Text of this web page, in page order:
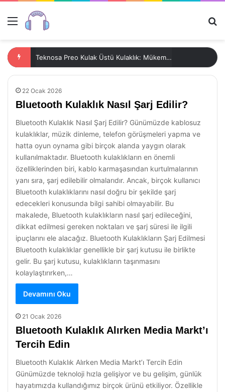
Menü
Teknosa Preo Kulak Üstü Kulaklık: Mükemmel Ses Deneyimi
22 Ocak 2026
Bluetooth Kulaklık Nasıl Şarj Edilir?
Bluetooth Kulaklık Nasıl Şarj Edilir? Günümüzde kablosuz
kulaklıklar, müzik dinleme, telefon görüşmeleri yapma ve
hatta oyun oynama gibi birçok alanda yaygın olarak
kullanılmaktadır. Bluetooth kulaklıkların en önemli
özelliklerinden biri, kablo karmaşasından kurtulmalarının
yanı sıra, şarj edilebilir olmalarıdır. Ancak, birçok kullanıcı
Bluetooth kulaklıklarını nasıl doğru bir şekilde şarj
edecekleri konusunda bilgi sahibi olmayabilir. Bu
makalede, Bluetooth kulaklıkların nasıl şarj edileceğini,
dikkat edilmesi gereken noktaları ve şarj süresi ile ilgili
ipuçlarını ele alacağız. Bluetooth Kulaklıkların Şarj Edilmesi
Bluetooth kulaklıklar genellikle bir şarj kutusu ile birlikte
gelir. Bu şarj kutusu, kulaklıkların taşınmasını
kolaylaştırırken,…
Devamını Oku
21 Ocak 2026
Bluetooth Kulaklık Alırken Media Markt’ı
Tercih Edin
Bluetooth Kulaklık Alırken Media Markt’ı Tercih Edin
Günümüzde teknoloji hızla gelişiyor ve bu gelişim, günlük
hayatımızda kullandığımız birçok ürünü etkiliyor. Özellikle